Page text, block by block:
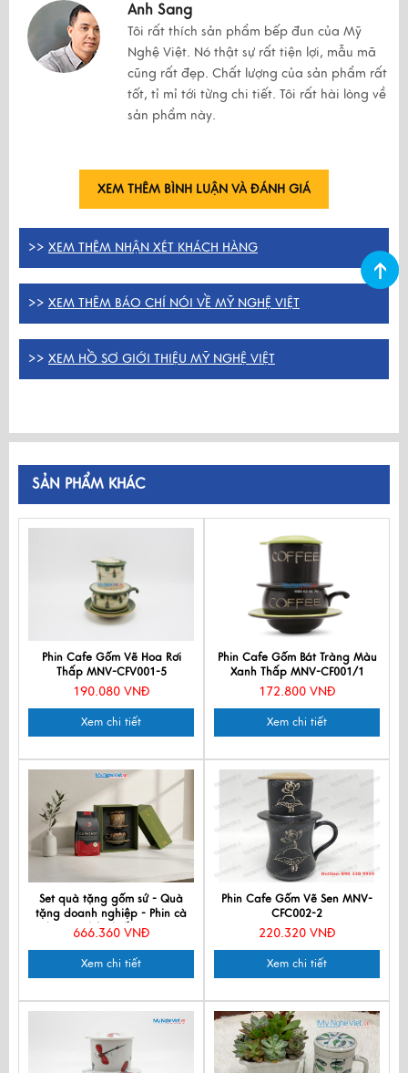
Anh Sang
Tôi rất thích sản phẩm bếp đun của Mỹ
Nghệ Việt. Nó thật sự rất tiện lợi, mẫu mã
cũng rất đẹp. Chất lượng của sản phẩm rất
tốt, tỉ mỉ tới từng chi tiết. Tôi rất hài lòng về
sản phẩm này.
XEM THÊM BÌNH LUẬN VÀ ĐÁNH GIÁ
>> XEM THÊM NHẬN XÉT KHÁCH HÀNG
>> XEM THÊM BÁO CHÍ NÓI VỀ MỸ NGHỆ VIỆT
>> XEM HỒ SƠ GIỚI THIỆU MỸ NGHỆ VIỆT
SẢN PHẨM KHÁC
Phin Cafe Gốm Vẽ Hoa Rơi
Thấp MNV-CFV001-5
190.080 VNĐ
Xem chi tiết
Phin Cafe Gốm Bát Tràng Màu
Xanh Thấp MNV-CF001/1
172.800 VNĐ
Xem chi tiết
Set quà tặng gốm sứ - Quà
tặng doanh nghiệp - Phin cà
phê men hỏa biến & Gói cà
666.360 VNĐ
Xem chi tiết
Phin Cafe Gốm Vẽ Sen MNV-
CFC002-2
220.320 VNĐ
Xem chi tiết